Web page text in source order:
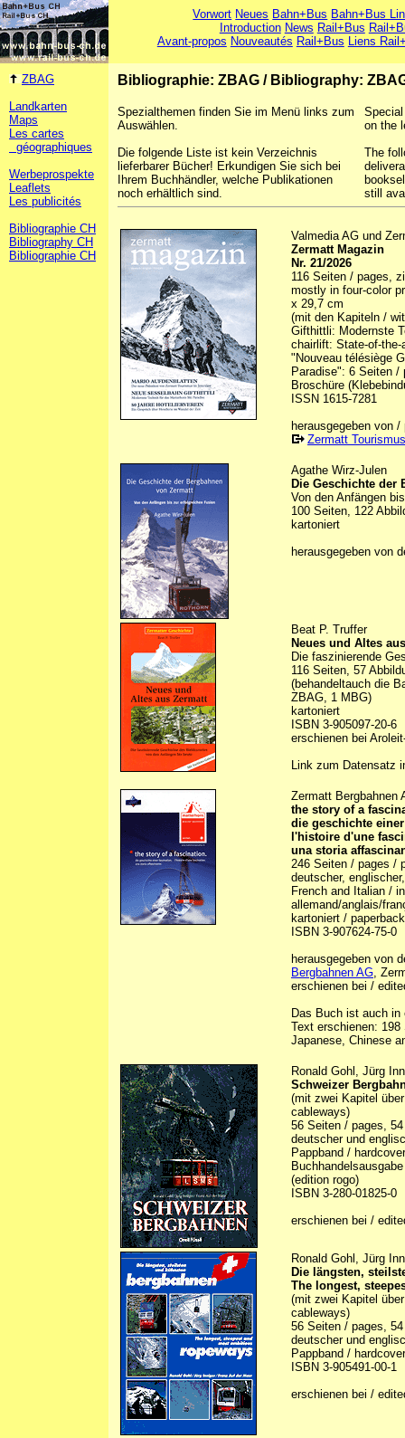
Vorwort Neues Bahn+Bus Bahn+Bus
Introduction News Rail+Bus
Avant-propos Nouveautés Rail+Bus Liens
ZBAG
Landkarten
Maps
Les cartes
géographiques
Werbeprospekte
Leaflets
Les publicités
Bibliographie CH
Bibliography CH
Bibliographie CH
Bibliographie: ZBAG / Bibliography:
Spezialthemen finden Sie im Menü links zum
Auswählen.
Die folgende Liste ist kein Verzeichnis
lieferbarer Bücher! Erkundigen Sie sich bei
Ihrem Buchhändler, welche Publikationen
noch erhältlich sind.
on the
The
still
Valmedia AG und
Zermatt Magazin
Nr. 21/2026
116 Seiten / pages,
mostly in four-color
x 29,7 cm
(mit den Kapiteln /
Gifthittli: Modernste
chairlift: State-of-
"Nouveau télésiège
Paradise": 6 Seiten /
Broschüre
ISSN 1615-7281
herausgegeben von
Zermatt Tourismus
Agathe Wirz-Julen
Die Geschichte der
Von den Anfängen
100 Seiten, 122
kartoniert
herausgegeben von
Beat P. Truffer
Neues und Altes
Die faszinierende
116 Seiten, 57
(behandeltauch die
ZBAG, 1 MBG)
kartoniert
ISBN 3-905097-20-6
erschienen bei
Link zum Datensatz
Zermatt Bergbahnen
the story of a
die geschichte
l'histoire d'une
una storia
246 Seiten / pages /
deutscher,
French and Italian /
allemand/anglais/
kartoniert /
ISBN 3-907624-75-0
herausgegeben von
Bergbahnen AG,
erschienen bei /
Das Buch ist auch in
Text erschienen:
Japanese, Chinese
Ronald Gohl, Jürg
Schweizer
(mit zwei Kapitel
cableways)
56 Seiten / pages,
deutscher und
Pappband / hardcover
(edition rogo)
ISBN 3-280-01825-0
erschienen bei /
Ronald Gohl, Jürg
Die längsten,
The longest,
(mit zwei Kapitel
cableways)
56 Seiten / pages,
deutscher und
Pappband / hardcover
ISBN 3-905491-00-1
erschienen bei /